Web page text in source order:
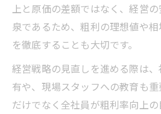
上と原価の差額ではなく、経営
泉であるため、粗利の理想値や
を徹底することも大切です。
経営戦略の見直しを進める際は
有や、現場スタッフへの教育も
だけでなく全社員が粗利率向上の